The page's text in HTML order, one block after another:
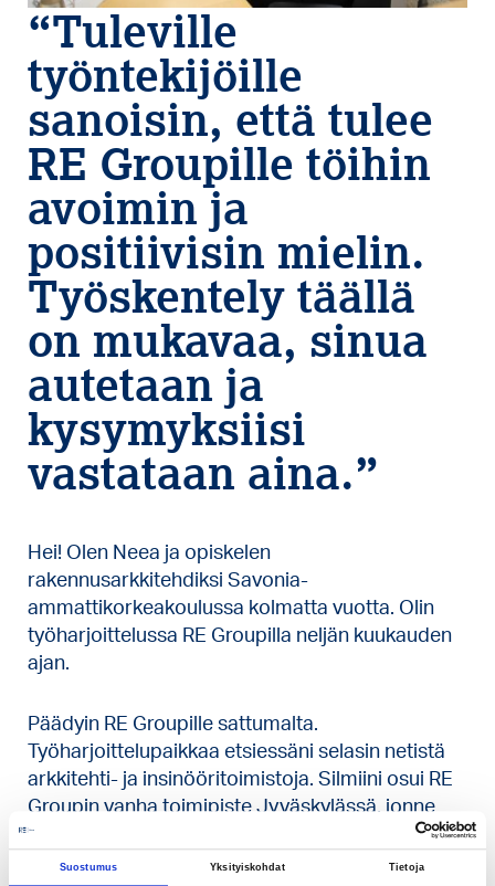
Suostumus Yksityiskohdat Tietoja
“Tuleville
työntekijöille
sanoisin, että tulee
RE Groupille töihin
avoimin ja
positiivisin mielin.
Työskentely täällä
on mukavaa, sinua
autetaan ja
kysymyksiisi
vastataan aina.”
Hei! Olen Neea ja opiskelen
rakennusarkkitehdiksi Savonia-
ammattikorkeakoulussa kolmatta vuotta. Olin
työharjoittelussa RE Groupilla neljän kuukauden
ajan.
Päädyin RE Groupille sattumalta.
Työharjoittelupaikkaa etsiessäni selasin netistä
arkkitehti- ja insinööritoimistoja. Silmiini osui RE
Groupin vanha toimipiste Jyväskylässä, jonne
laitoin hakemuksen. Minuun oltiin nopeasti
yhteydessä ja kysyttiin kiinostustani